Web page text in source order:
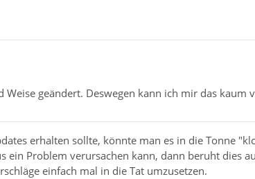
geändert. Deswegen kann ich mir das kaum
erhalten sollte, könnte man es in die Tonne
ein Problem verursachen kann, dann beruht dies
einfach mal in die Tat umzusetzen.